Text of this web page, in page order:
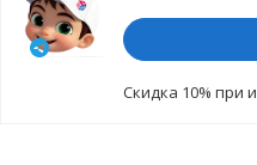
Cкидка 10% при